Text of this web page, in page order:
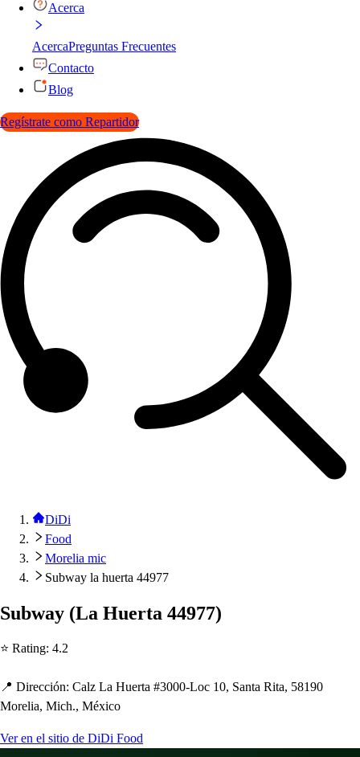
Acerca
AcercaPreguntas Frecuentes
Contacto
Blog
Regístrate como Repartidor
DiDi
Food
Morelia mic
Subway la huerta 44977
Subway (La Huerta 44977)
⭐ Rating: 4.2
📍 Dirección: Calz La Huerta #3000-Loc 10, Santa Rita, 58190
Morelia, Mich., México
Ver en el sitio de DiDi Food